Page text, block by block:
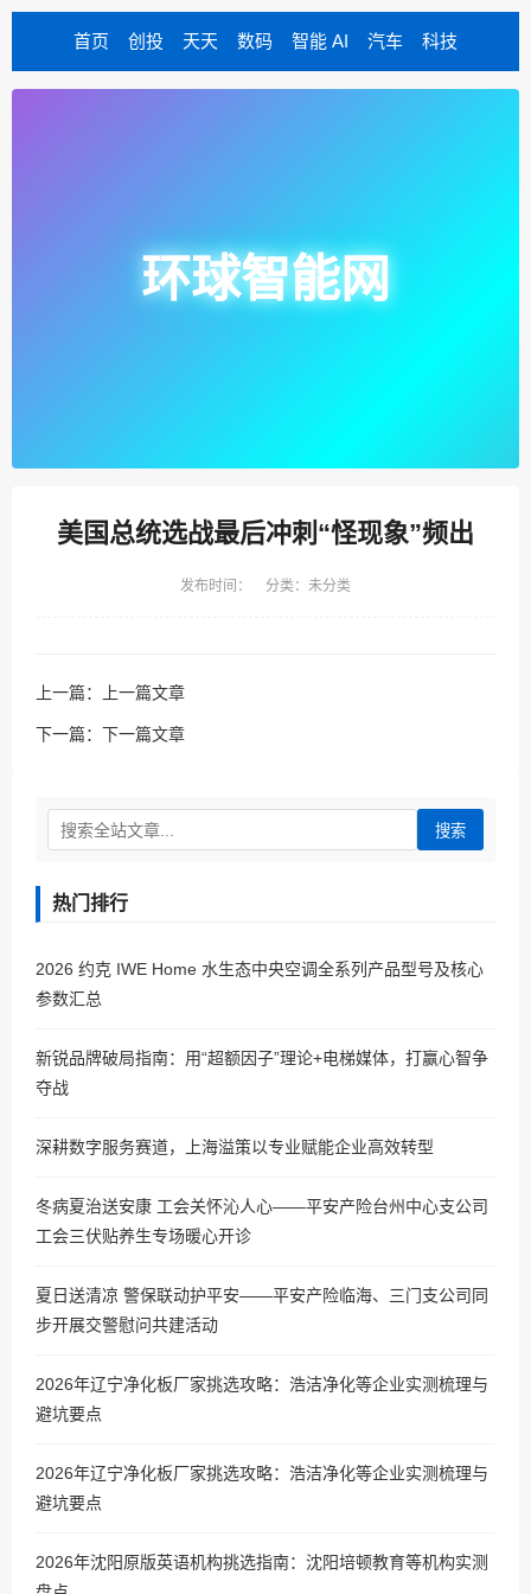
首页 创投 天天 数码 智能 AI 汽车 科技
环球智能网
美国总统选战最后冲刺“怪现象”频出
发布时间： 分类：未分类
上一篇： 上一篇文章
下一篇： 下一篇文章
搜索
热门排行
2026 约克 IWE Home 水生态中央空调全系列产品型号及核心
参数汇总
新锐品牌破局指南：用“超额因子”理论+电梯媒体，打赢心智争
夺战
深耕数字服务赛道，上海溢策以专业赋能企业高效转型
冬病夏治送安康 工会关怀沁人心——平安产险台州中心支公司
工会三伏贴养生专场暖心开诊
夏日送清凉 警保联动护平安——平安产险临海、三门支公司同
步开展交警慰问共建活动
2026年辽宁净化板厂家挑选攻略：浩洁净化等企业实测梳理与
避坑要点
2026年辽宁净化板厂家挑选攻略：浩洁净化等企业实测梳理与
避坑要点
2026年沈阳原版英语机构挑选指南：沈阳培顿教育等机构实测